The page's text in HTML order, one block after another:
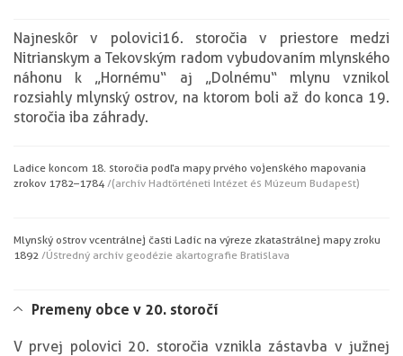
Najneskôr v polovici16. storočia v priestore medzi
Nitrianskym a Tekovským radom vybudovaním mlynského
náhonu k „Hornému“ aj „Dolnému“ mlynu vznikol
rozsiahly mlynský ostrov, na ktorom boli až do konca 19.
storočia iba záhrady.
Ladice koncom 18. storočia podľa mapy prvého vojenského mapovania
z rokov 1782–1784/(archív Hadtörténeti Intézet és Múzeum Budapest)
Mlynský ostrov v centrálnej časti Ladíc na výreze z katastrálnej mapy z roku
1892 /Ústredný archív geodézie a kartografie Bratislava
Premeny obce v 20. storočí
V prvej polovici 20. storočia vznikla zástavba v južnej